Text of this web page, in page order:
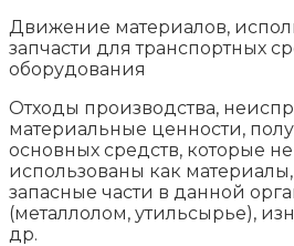
Движение материалов,
запчасти для транспортных
оборудования
Отходы производства,
материальные ценности,
основных средств, которые
использованы как
запасные части в данной
(металлолом, утильсырье),
др.